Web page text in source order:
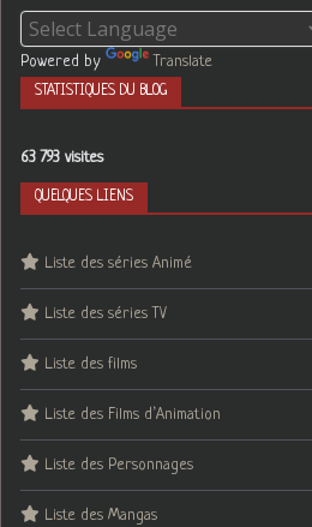
Powered by Translate
STATISTIQUES DU BLOG
63 793 visites
QUELQUES LIENS
Liste des séries Animé
Liste des séries TV
Liste des films
Liste des Films d’Animation
Liste des Personnages
Liste des Mangas